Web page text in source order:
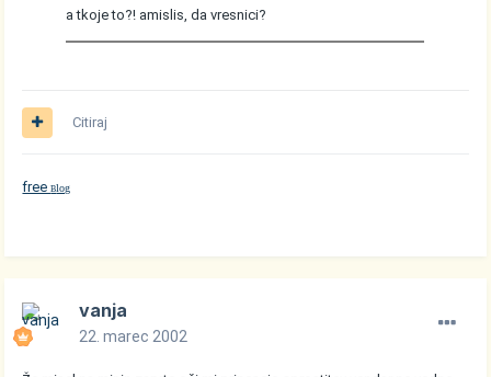
a tkoje to?! amislis, da vresnici?
Citiraj
freeBlog
vanja
22. marec 2002